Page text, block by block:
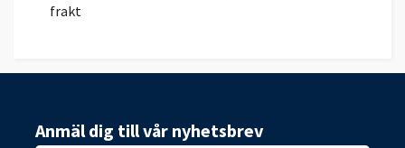
frakt
Anmäl dig till vår nyhetsbrev